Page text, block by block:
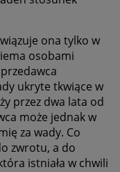
ona tylko w
osobami
ukryte tkwiące w
przez dwa lata od
może jednak w
za wady. Co
zwrotu, a do
istniała w chwili